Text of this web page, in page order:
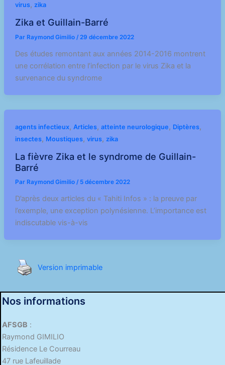
virus, zika
Zika et Guillain-Barré
Par Raymond Gimilio / 29 décembre 2022
Des études remontant aux années 2014-2016 montrent
une corrélation entre l’infection par le virus Zika et la
survenance du syndrome
agents infectieux, Articles, atteinte neurologique, Diptères,
insectes, Moustiques, virus, zika
La fièvre Zika et le syndrome de Guillain-
Barré
Par Raymond Gimilio / 5 décembre 2022
D’après deux articles du « Tahiti Infos » : la preuve par
l’exemple, une exception polynésienne. L’importance est
indiscutable vis-à-vis
Version imprimable
Nos informations
AFSGB :
Raymond GIMILIO
Résidence Le Courreau
47 rue Lafeuillade